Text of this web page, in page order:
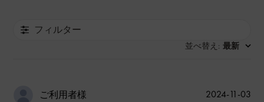
フィルター
並べ替え : 最新
ご利用者様
公
2024-11-03